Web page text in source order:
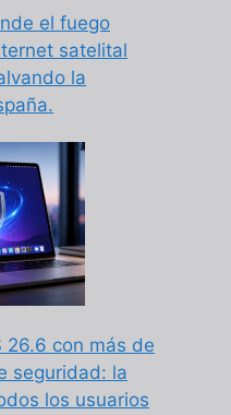
el fuego
satelital
la
26.6 con más de
seguridad: la
los usuarios